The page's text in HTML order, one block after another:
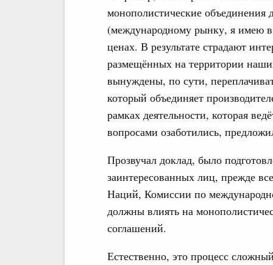
монополистические
(международному рынку, я имею
ценах. В результате страдают
размещённых на территории
вынуждены, по сути,
который объединяет
рамках деятельности, которая
вопросами озаботились,
Прозвучал доклад, было
заинтересованных лиц, прежде
Наций, Комиссии по
должны влиять на
соглашений.
Естественно, это процесс